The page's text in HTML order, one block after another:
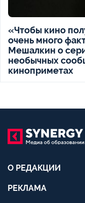
«Чтобы кино
очень много
Мешалкин о
необычных
киноприметах
О РЕДАКЦИИ
РЕКЛАМА